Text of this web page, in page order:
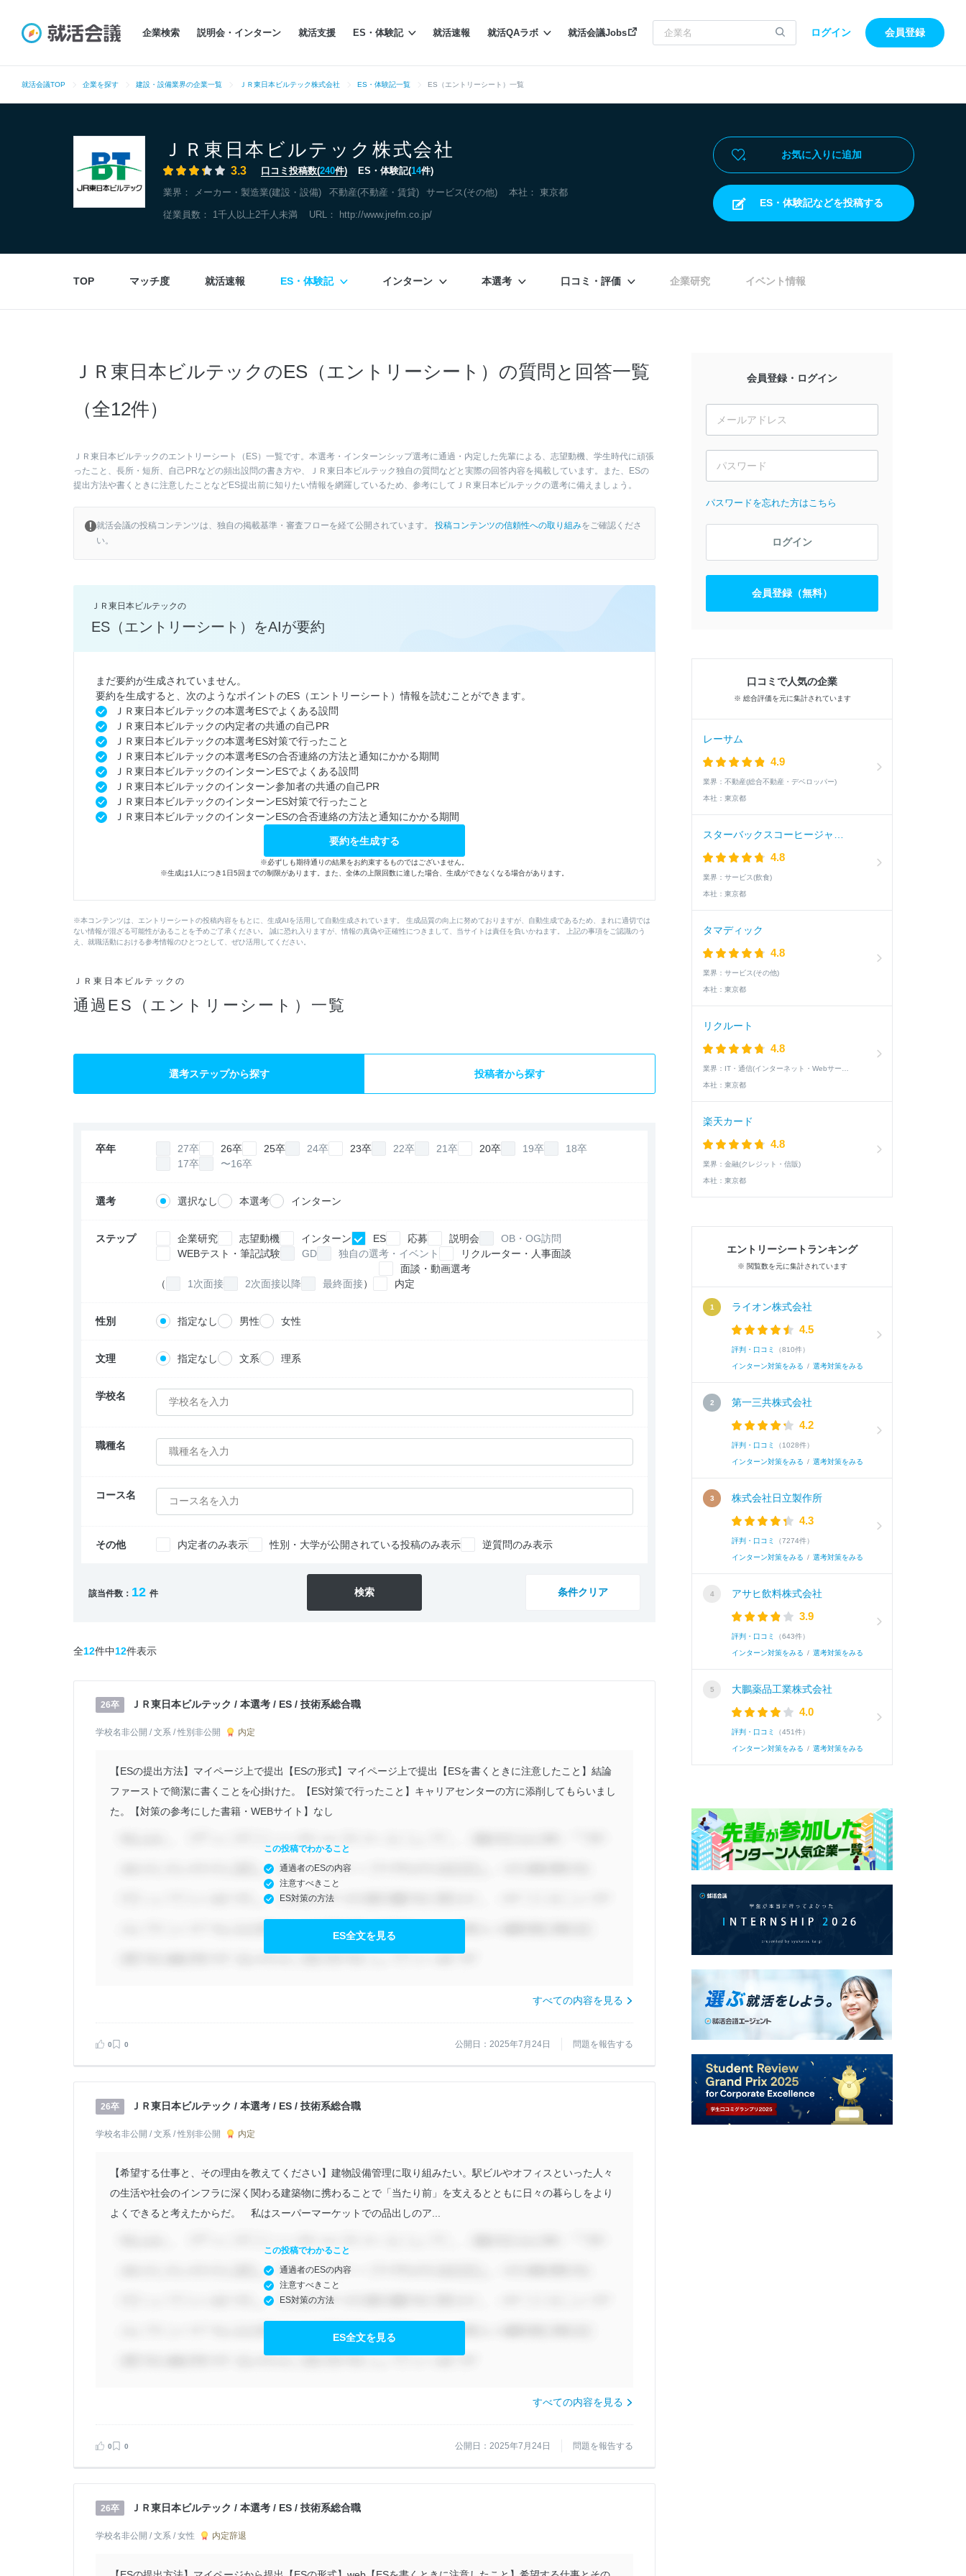
企業検索 説明会・インターン 就活支援 ES・体験記 就活速報 就活QAラボ 就活会議Jobs ログイン 会員登録
就活会議TOP 企業を探す 建設・設備業界の企業一覧 ＪＲ東日本ビルテック株式会社 ES・体験記一覧 ES（エントリーシート）一覧
ＪＲ東日本ビルテック株式会社
3.3 口コミ投稿数(240件) ES・体験記(14件)
業界： メーカー・製造業(建設・設備) 不動産(不動産・賃貸) サービス(その他) 本社： 東京都
従業員数： 1千人以上2千人未満 URL： http://www.jrefm.co.jp/
お気に入りに追加
ES・体験記などを投稿する
TOP マッチ度 就活速報 ES・体験記 インターン 本選考 口コミ・評価 企業研究 イベント情報
ＪＲ東日本ビルテックのES（エントリーシート）の質問と回答一覧
（全12件）
ＪＲ東日本ビルテックのエントリーシート（ES）一覧です。本選考・インターンシップ選考に通過・内定した先輩による、志望動機、学生時代に頑張
ったこと、長所・短所、自己PRなどの頻出設問の書き方や、ＪＲ東日本ビルテック独自の質問などと実際の回答内容を掲載しています。また、ESの
提出方法や書くときに注意したことなどES提出前に知りたい情報を網羅しているため、参考にしてＪＲ東日本ビルテックの選考に備えましょう。
就活会議の投稿コンテンツは、独自の掲載基準・審査フローを経て公開されています。 投稿コンテンツの信頼性への取り組みをご確認くださ
い。
ＪＲ東日本ビルテックの
ES（エントリーシート）をAIが要約
まだ要約が生成されていません。
要約を生成すると、次のようなポイントのES（エントリーシート）情報を読むことができます。
ＪＲ東日本ビルテックの本選考ESでよくある設問
ＪＲ東日本ビルテックの内定者の共通の自己PR
ＪＲ東日本ビルテックの本選考ES対策で行ったこと
ＪＲ東日本ビルテックの本選考ESの合否連絡の方法と通知にかかる期間
ＪＲ東日本ビルテックのインターンESでよくある設問
ＪＲ東日本ビルテックのインターン参加者の共通の自己PR
ＪＲ東日本ビルテックのインターンES対策で行ったこと
ＪＲ東日本ビルテックのインターンESの合否連絡の方法と通知にかかる期間
要約を生成する
※必ずしも期待通りの結果をお約束するものではございません。
※生成は1人につき1日5回までの制限があります。また、全体の上限回数に達した場合、生成ができなくなる場合があります。
※本コンテンツは、エントリーシートの投稿内容をもとに、生成AIを活用して自動生成されています。 生成品質の向上に努めておりますが、自動生成であるため、まれに適切では
ない情報が混ざる可能性があることを予めご了承ください。 誠に恐れ入りますが、情報の真偽や正確性につきまして、当サイトは責任を負いかねます。 上記の事項をご認識のう
え、就職活動における参考情報のひとつとして、ぜひ活用してください。
ＪＲ東日本ビルテックの
通過ES（エントリーシート）一覧
選考ステップから探す 投稿者から探す
卒年 27卒 26卒 25卒 24卒 23卒 22卒 21卒 20卒 19卒
18卒
17卒
〜16卒
選考 選択なし 本選考 インターン
ステップ 企業研究 志望動機 インターン ES 応募 説明会
OB・OG訪問
WEBテスト・筆記試験
GD 独自の選考・イベント
リクルーター・人事面談
面談・動画選考
（
1次面接 2次面接以降 最終面接） 内定
性別 指定なし 男性 女性
文理 指定なし 文系 理系
学校名
学校名を入力
職種名
職種名を入力
コース名
コース名を入力
その他 内定者のみ表示 性別・大学が公開されている投稿のみ表示 逆質問のみ表示
該当件数： 12 件 検索 条件クリア
全12件中12件表示
26卒 ＪＲ東日本ビルテック / 本選考 / ES / 技術系総合職
学校名非公開 / 文系 / 性別非公開 内定
【ESの提出方法】マイページ上で提出【ESの形式】マイページ上で提出【ESを書くときに注意したこと】結論
ファーストで簡潔に書くことを心掛けた。【ES対策で行ったこと】キャリアセンターの方に添削してもらいまし
た。【対策の参考にした書籍・WEBサイト】なし
この投稿でわかること
通過者のESの内容
注意すべきこと
ES対策の方法
ES全文を見る
すべての内容を見る
0 0 公開日：2025年7月24日 問題を報告する
26卒 ＪＲ東日本ビルテック / 本選考 / ES / 技術系総合職
学校名非公開 / 文系 / 性別非公開 内定
【希望する仕事と、その理由を教えてください】建物設備管理に取り組みたい。駅ビルやオフィスといった人々
の生活や社会のインフラに深く関わる建築物に携わることで「当たり前」を支えるとともに日々の暮らしをより
よくできると考えたからだ。 私はスーパーマーケットでの品出しのア...
この投稿でわかること
通過者のESの内容
注意すべきこと
ES対策の方法
ES全文を見る
すべての内容を見る
0 0 公開日：2025年7月24日 問題を報告する
26卒 ＪＲ東日本ビルテック / 本選考 / ES / 技術系総合職
学校名非公開 / 文系 / 女性 内定辞退
会員登録・ログイン
パスワードを忘れた方はこちら
ログイン
会員登録（無料）
口コミで人気の企業
※ 総合評価を元に集計されています
レーサム
4.9
業界： 不動産(総合不動産・デベロッパー)
本社： 東京都
4.8
業界： サービス(飲食)
本社： 東京都
タマディック
4.8
業界： サービス(その他)
本社： 東京都
リクルート
4.8
業界：
本社： 東京都
楽天カード
4.8
業界： 金融(クレジット・信販)
本社： 東京都
エントリーシートランキング
※ 閲覧数を元に集計されています
ライオン株式会社
4.5
評判・口コミ （810件）
インターン対策をみる / 選考対策をみる
第一三共株式会社
4.2
評判・口コミ （1028件）
インターン対策をみる / 選考対策をみる
株式会社日立製作所
4.3
評判・口コミ （7274件）
インターン対策をみる / 選考対策をみる
アサヒ飲料株式会社
3.9
評判・口コミ （643件）
インターン対策をみる / 選考対策をみる
大鵬薬品工業株式会社
4.0
評判・口コミ （451件）
インターン対策をみる / 選考対策をみる